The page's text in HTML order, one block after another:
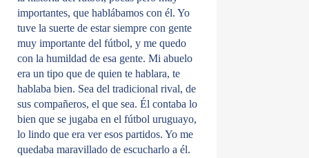
importantes, que hablábamos con él. Yo
tuve la suerte de estar siempre con gente
muy importante del fútbol, y me quedo
con la humildad de esa gente. Mi abuelo
era un tipo que de quien te hablara, te
hablaba bien. Sea del tradicional rival, de
sus compañeros, el que sea. Él contaba lo
bien que se jugaba en el fútbol uruguayo,
lo lindo que era ver esos partidos. Yo me
quedaba maravillado de escucharlo a él.